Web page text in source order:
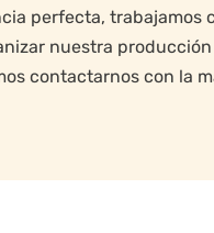
perfecta, trabajamos
nuestra
contactarnos con la